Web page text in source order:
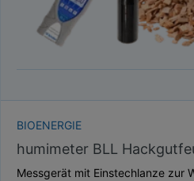
BIOENERGIE
humimeter BLL
Messgerät mit Einstechlanze zur